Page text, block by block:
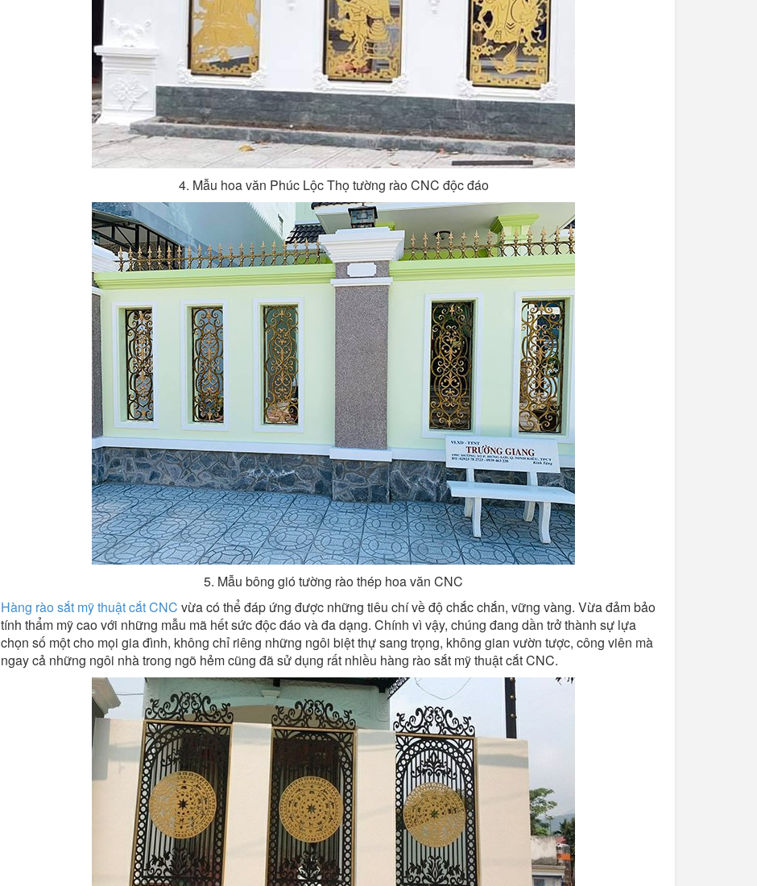
4. Mẫu hoa văn Phúc Lộc Thọ tường rào CNC độc đáo
5. Mẫu bông gió tường rào thép hoa văn CNC
Hàng rào sắt mỹ thuật cắt CNC vừa có thể đáp ứng được những tiêu chí về độ chắc chắn, vững vàng. Vừa đảm bảo
tính thẩm mỹ cao với những mẫu mã hết sức độc đáo và đa dạng. Chính vì vậy, chúng đang dần trở thành sự lựa
chọn số một cho mọi gia đình, không chỉ riêng những ngôi biệt thự sang trọng, không gian vườn tược, công viên mà
ngay cả những ngôi nhà trong ngõ hẻm cũng đã sử dụng rất nhiều hàng rào sắt mỹ thuật cắt CNC.